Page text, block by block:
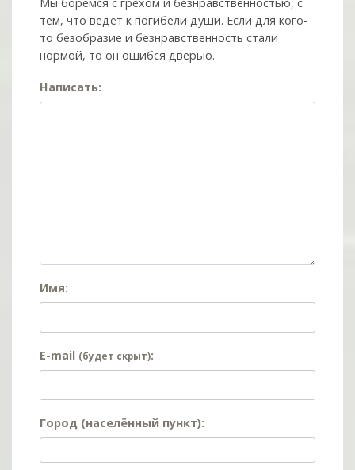
тем, что ведёт к погибели души. Если для кого-
то безобразие и безнравственность стали
нормой, то он ошибся дверью.
Написать:
Имя:
E-mail (будет скрыт):
Город (населённый пункт):